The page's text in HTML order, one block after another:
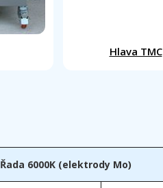
Hlava TMC
Řada 6000K (elektrody Mo)